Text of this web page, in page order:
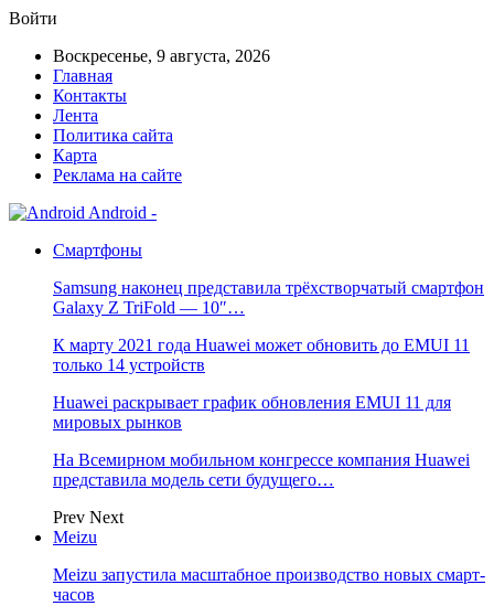
Войти
Воскресенье, 9 августа, 2026
Главная
Контакты
Лента
Политика сайта
Карта
Реклама на сайте
Android -
Смартфоны
Samsung наконец представила трёхстворчатый смартфон
Galaxy Z TriFold — 10″…
К марту 2021 года Huawei может обновить до EMUI 11
только 14 устройств
Huawei раскрывает график обновления EMUI 11 для
мировых рынков
На Всемирном мобильном конгрессе компания Huawei
представила модель сети будущего…
Prev Next
Meizu
Meizu запустила масштабное производство новых смарт-
часов